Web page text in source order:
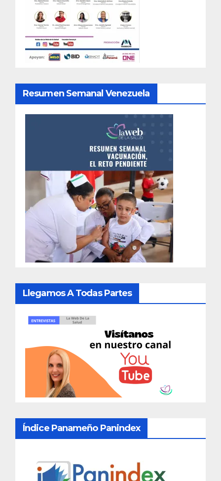
Resumen Semanal Venezuela
Llegamos A Todas Partes
Índice Panameño Panindex